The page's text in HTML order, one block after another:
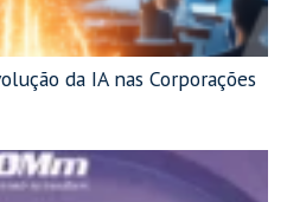
da IA nas Corporações